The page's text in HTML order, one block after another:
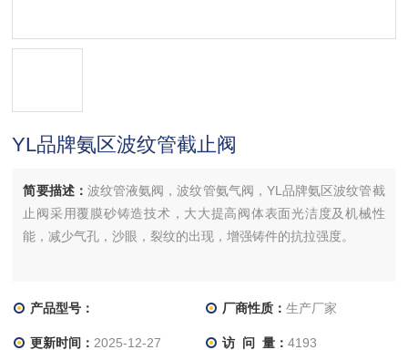
YL品牌氨区波纹管截止阀
简要描述： 波纹管液氨阀，波纹管氨气阀，YL品牌氨区波纹管截
止阀采用覆膜砂铸造技术，大大提高阀体表面光洁度及机械性
能，减少气孔，沙眼，裂纹的出现，增强铸件的抗拉强度。
产品型号： 厂商性质： 生产厂家
更新时间： 2025-12-27 访 问 量： 4193